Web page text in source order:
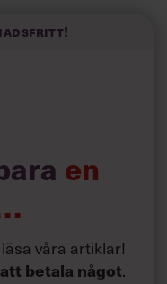
en
våra artiklar!
betala något.